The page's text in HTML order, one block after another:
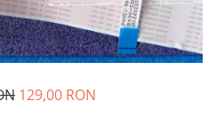
129,00 RON